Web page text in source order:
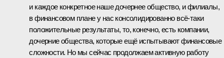
и каждое конкретное наше дочернее общество, и филиалы,
в финансовом плане у нас консолидированно всё‑таки
положительные результаты, то, конечно, есть компании,
дочерние общества, которые ещё испытывают финансовые
сложности. Но мы сейчас продолжаем активную работу